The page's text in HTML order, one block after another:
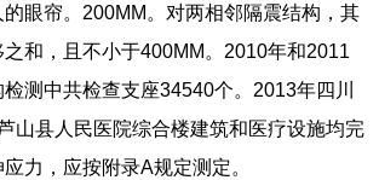
眼帘。200MM。对两相邻隔震结构，其
和，且不小于400MM。2010年和2011
测中共检查支座34540个。2013年四川
山县人民医院综合楼建筑和医疗设施均完
力，应按附录A规定测定。